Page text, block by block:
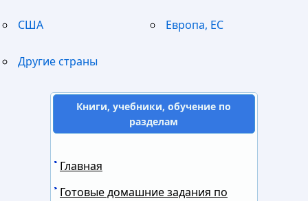
США Европа, ЕС
Другие страны
Книги, учебники, обучение по
разделам
Главная
Готовые домашние задания по